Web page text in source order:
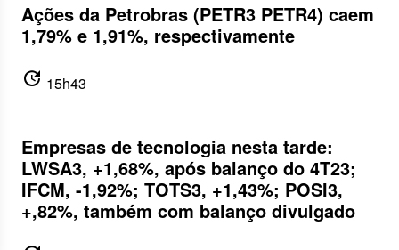
Ações da Petrobras (PETR3 PETR4) caem
1,79% e 1,91%, respectivamente
update 15h43
Empresas de tecnologia nesta tarde:
LWSA3, +1,68%, após balanço do 4T23;
IFCM, -1,92%; TOTS3, +1,43%; POSI3,
+,82%, também com balanço divulgado